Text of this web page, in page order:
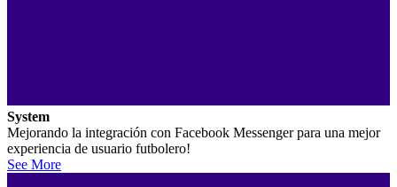
System
Mejorando la integración con Facebook Messenger para una mejor
experiencia de usuario futbolero!
See More